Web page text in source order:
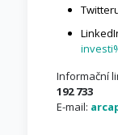
Informační
192 733
E-mail: